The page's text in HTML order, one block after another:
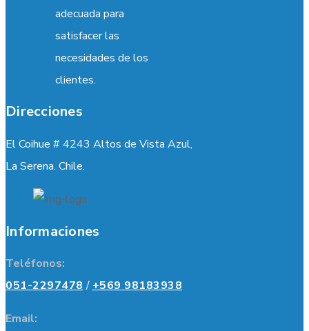
adecuada para
satisfacer las
necesidades de los
clientes.
Direcciones
El Coihue # 4243 Altos de Vista Azul,
La Serena. Chile.
Informaciones
Teléfonos:
051-2297478 / +569 98183938
Email: